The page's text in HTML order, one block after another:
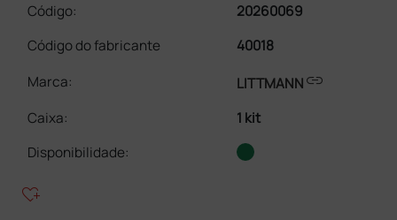
Código:
20260069
Código do fabricante
40018
Marca:
LITTMANNlink
Caixa:
1 kit
Disponibilidade:
heart_plus